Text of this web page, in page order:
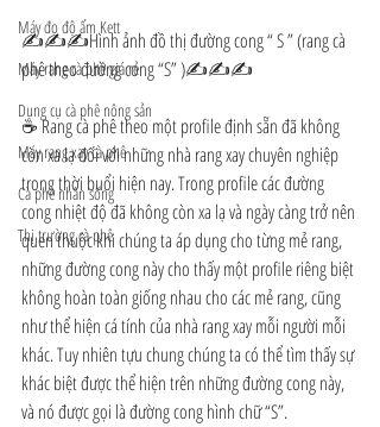
Máy đo độ ẩm Kett
Máy rang cà phê giá rẻ
Dụng cụ cà phê nông sản
Máy rang xay cà phê
Cà phê nhân sống
Thị trường cà phê
✍✍✍Hình ảnh đồ thị đường cong “ S ” (rang cà
phê theo đường cong “S” )✍✍✍
☕ Rang cà phê theo một profile định sẵn đã không
còn xa lạ đối với những nhà rang xay chuyên nghiệp
trong thời buổi hiện nay. Trong profile các đường
cong nhiệt độ đã không còn xa lạ và ngày càng trở nên
quen thuộc khi chúng ta áp dụng cho từng mẻ rang,
những đường cong này cho thấy một profile riêng biệt
không hoàn toàn giống nhau cho các mẻ rang, cũng
như thể hiện cá tính của nhà rang xay mỗi người mỗi
khác. Tuy nhiên tựu chung chúng ta có thể tìm thấy sự
khác biệt được thể hiện trên những đường cong này,
và nó được gọi là đường cong hình chữ “S”.